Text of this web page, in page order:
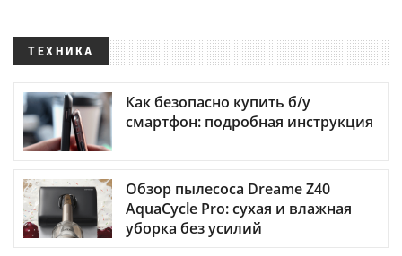
ТЕХНИКА
Как безопасно купить б/у
смартфон: подробная инструкция
Обзор пылесоса Dreame Z40
AquaCycle Pro: сухая и влажная
уборка без усилий